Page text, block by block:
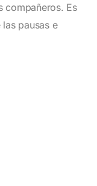
compañeros. Es
pausas e